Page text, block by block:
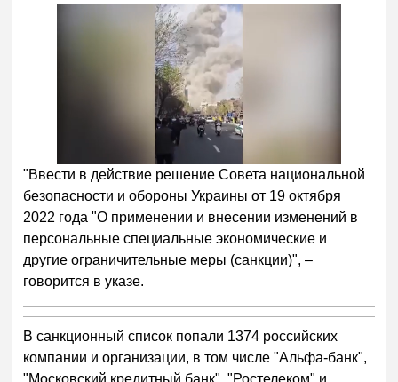
"Ввести в действие решение Совета национальной
безопасности и обороны Украины от 19 октября
2022 года "О применении и внесении изменений в
персональные специальные экономические и
другие ограничительные меры (санкции)", –
говорится в указе.
В санкционный список попали 1374 российских
компании и организации, в том числе "Альфа-банк",